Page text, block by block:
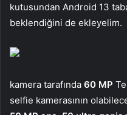
kutusundan Android 13
beklendiğini de ekleyelim.
kamera tarafında 60 MP
selfie kamerasının